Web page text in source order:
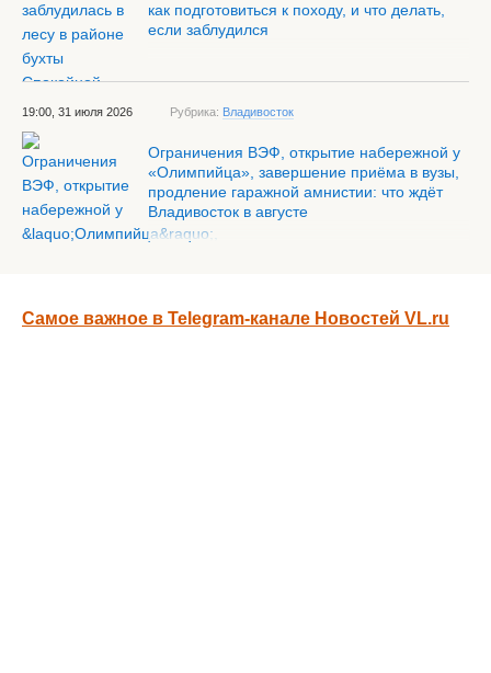
как подготовиться к походу, и что делать,
если заблудился
19:00, 31 июля 2026 Рубрика: Владивосток
Ограничения ВЭФ, открытие набережной у
«Олимпийца», завершение приёма в вузы,
продление гаражной амнистии: что ждёт
Владивосток в августе
Самое важное в Telegram-канале Новостей VL.ru